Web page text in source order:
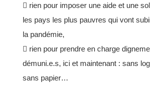
 rien pour imposer une aide et une
les pays les plus pauvres qui vont
la pandémie,
 rien pour prendre en charge
démuni.e.s, ici et maintenant : sans
sans papier…